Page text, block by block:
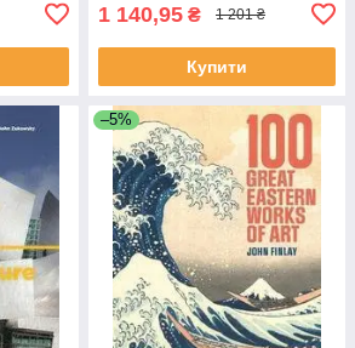
1 140,95 ₴ 1 201 ₴
Купити
–5%